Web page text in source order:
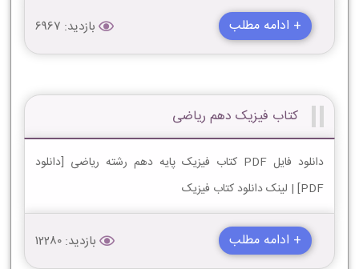
+ ادامه مطلب بازدید: 6967
کتاب فیزیک دهم ریاضی
دانلود فایل PDF کتاب فیزیک پایه دهم رشته ریاضی [دانلود
PDF] | لینک دانلود کتاب فیزیک
+ ادامه مطلب بازدید: 12280